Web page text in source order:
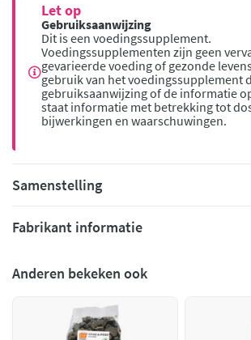
Let op
Gebruiksaanwijzing
Dit is een voedingssupplement.
Voedingssupplementen zijn geen
gevarieerde voeding of gezonde
gebruik van het voedingssupplement
gebruiksaanwijzing of de informatie
staat informatie met betrekking tot
bijwerkingen en waarschuwingen.
Samenstelling
Fabrikant informatie
Anderen bekeken ook